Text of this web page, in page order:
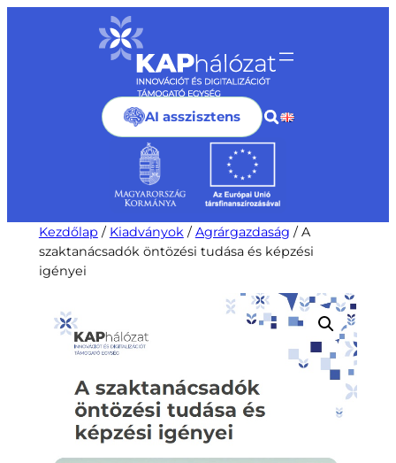
AI asszisztens
Kezdőlap / Kiadványok/Agrárgazdaság / A
szaktanácsadók öntözési tudása és képzési
igényei